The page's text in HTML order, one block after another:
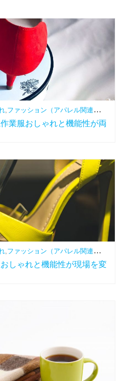
, ファッション（アパレル関連） ,
業服おしゃれと機能性が両
,ファッション（アパレル関連） ,
しゃれと機能性が現場を変